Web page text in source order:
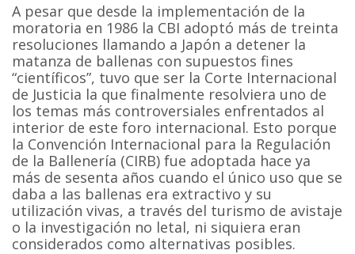
A pesar que desde la implementación de la
moratoria en 1986 la CBI adoptó más de treinta
resoluciones llamando a Japón a detener la
matanza de ballenas con supuestos fines
“científicos”, tuvo que ser la Corte Internacional
de Justicia la que finalmente resolviera uno de
los temas más controversiales enfrentados al
interior de este foro internacional. Esto porque
la Convención Internacional para la Regulación
de la Ballenería (CIRB) fue adoptada hace ya
más de sesenta años cuando el único uso que se
daba a las ballenas era extractivo y su
utilización vivas, a través del turismo de avistaje
o la investigación no letal, ni siquiera eran
considerados como alternativas posibles.